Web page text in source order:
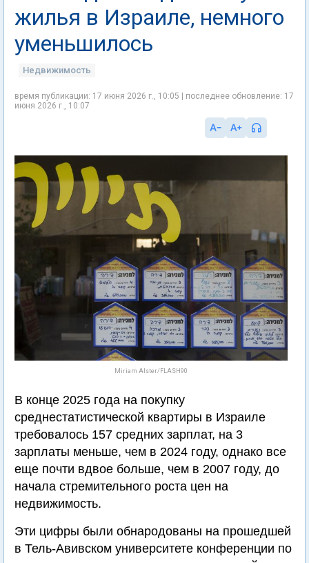
жилья в Израиле, немного
уменьшилось
Недвижимость
время публикации: 17 июня 2026 г., 10:05 | последнее обновление: 17
июня 2026 г., 10:07
Miriam Alster/FLASH90
В конце 2025 года на покупку
среднестатистической квартиры в Израиле
требовалось 157 средних зарплат, на 3
зарплаты меньше, чем в 2024 году, однако все
еще почти вдвое больше, чем в 2007 году, до
начала стремительного роста цен на
недвижимость.
Эти цифры были обнародованы на прошедшей
в Тель-Авивском университете конференции по